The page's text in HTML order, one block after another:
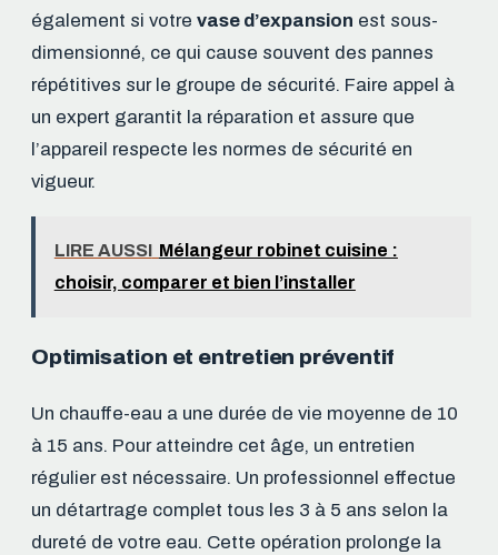
également si votre vase d’expansion est sous-
dimensionné, ce qui cause souvent des pannes
répétitives sur le groupe de sécurité. Faire appel à
un expert garantit la réparation et assure que
l’appareil respecte les normes de sécurité en
vigueur.
LIRE AUSSI Mélangeur robinet cuisine :
choisir, comparer et bien l’installer
Optimisation et entretien préventif
Un chauffe-eau a une durée de vie moyenne de 10
à 15 ans. Pour atteindre cet âge, un entretien
régulier est nécessaire. Un professionnel effectue
un détartrage complet tous les 3 à 5 ans selon la
dureté de votre eau. Cette opération prolonge la